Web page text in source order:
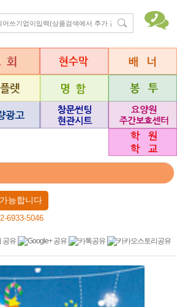
능합니다
6933-5046